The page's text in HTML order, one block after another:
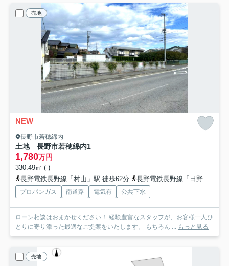
売地
NEW
長野市若穂綿内
土地 長野市若穂綿内1
1,780万円
330.49㎡ (-)
長野電鉄長野線「村山」駅 徒歩62分
長野電鉄長野線「日野」駅 徒歩67分
プロパンガス 南道路 電気有 公共下水
ローン相談はおまかせください！ 経験豊富なスタッフが、お客様一人ひ
とりに寄り添った最適なご提案をいたします。 もちろん ... もっと見る
売地